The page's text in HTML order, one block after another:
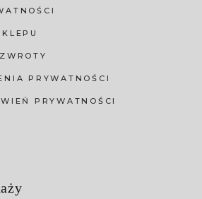
PRYWATNOŚCI
PRYWATNOŚCI